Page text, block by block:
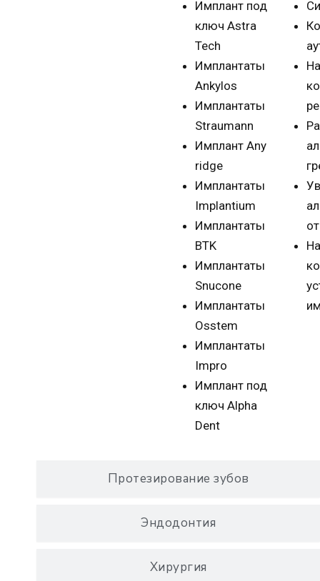
Протезирование зубов
Эндодонтия
Хирургия
Имплант под
ключ Astra
Tech
Имплантаты
Ankylos
Имплантаты
Straumann
Имплант Any
ridge
Имплантаты
Implantium
Имплантаты
BTK
Имплантаты
Snucone
Имплантаты
Osstem
Имплантаты
Impro
Имплант под
ключ Alpha
Dent